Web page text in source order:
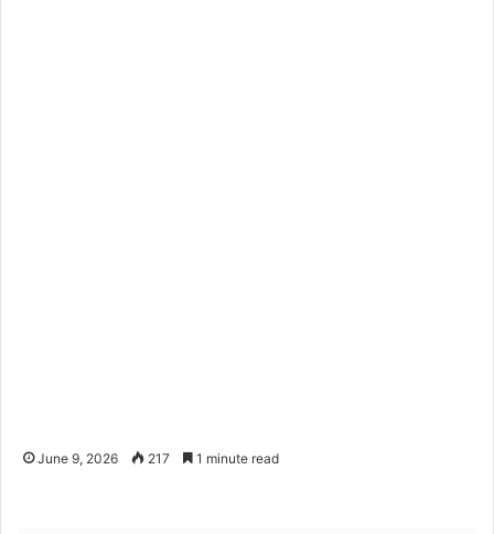
June 9, 2026 217 1 minute read